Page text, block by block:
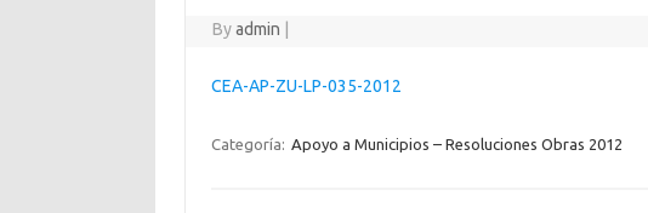
Byadmin
CEA-AP-ZU-LP-035-2012
Categoría: Apoyo a Municipios – Resoluciones Obras 2012